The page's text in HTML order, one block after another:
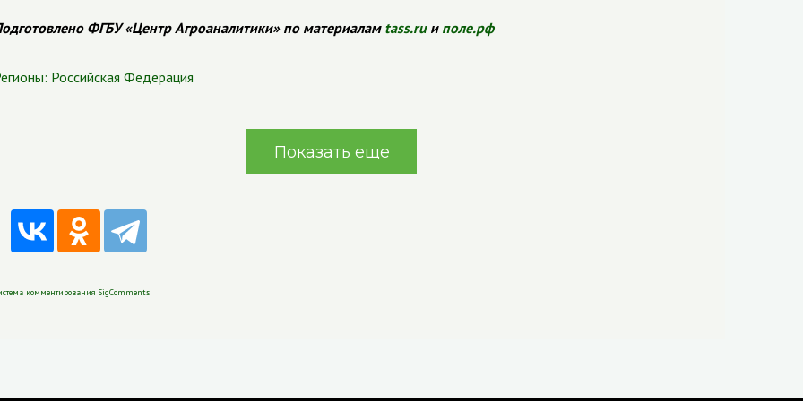
ФГБУ «Центр Агроаналитики» по материалам tass.ruи поле.рф
Российская Федерация
Показать еще
комментирования SigComments